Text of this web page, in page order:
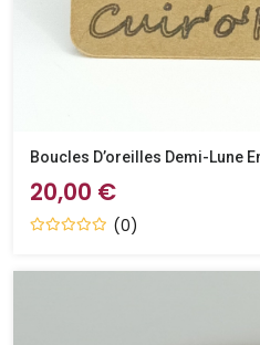
Boucles D’oreilles Demi-Lune
20,00 €
(0)